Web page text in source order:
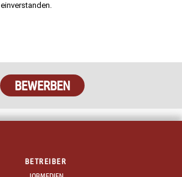
einverstanden.
BETREIBER